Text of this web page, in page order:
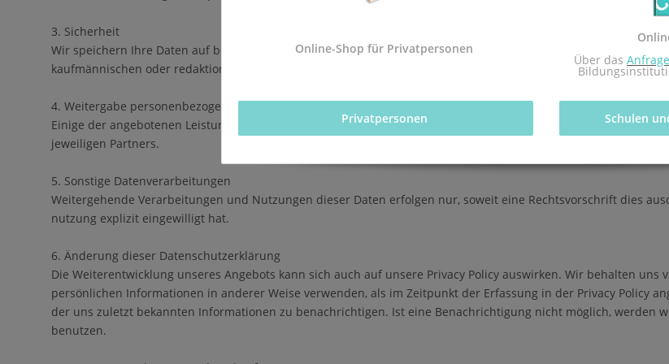
3. Sicherheit
Wir speichern Ihre Daten auf besonders geschützten Servern in Deutschland. Der Zugriff darauf ist nur
kaufmännischen oder redaktionellen Betreuung des Angebots befasst sind. Wir treffen Vorkehrungen, um die
4. Weitergabe personenbezogener Daten an Dritte
Einige der angebotenen Leistungen werden von Dritten ("Partnern") erbracht. Insoweit unterliegt die
jeweiligen Partners.
5. Sonstige Datenverarbeitungen
Weitergehende Verarbeitungen und Nutzungen dieser Daten erfolgen nur, soweit eine Rechtsvorschrift dies
nutzung explizit eingewilligt hat.
6. Änderung dieser Datenschutzerklärung
Die Weiterentwicklung unseres Angebots kann sich auch auf unsere Privacy Policy auswirken. Wir behalten
persönlichen Informationen in anderer Weise verwenden, als im Zeitpunkt der Erfassung in der Privacy Policy
der uns zuletzt bekannten Informationen zu benachrichtigen. Ist eine Benachrichtigung nicht möglich, werden
benutzen.
Online-Shop für Privatpersonen
Privatpersonen
Über das
Schulen